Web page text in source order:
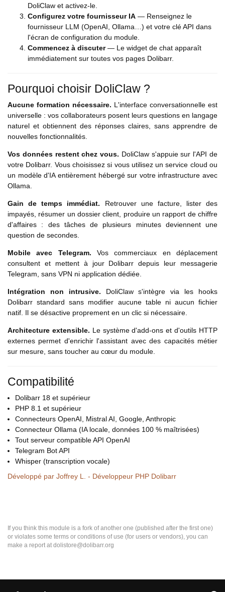
DoliClaw et activez-le.
Configurez votre fournisseur IA — Renseignez le
fournisseur LLM (OpenAI, Ollama…) et votre clé API dans
l'écran de configuration du module.
Commencez à discuter— Le widget de chat apparaît
immédiatement sur toutes vos pages Dolibarr.
Pourquoi choisir DoliClaw ?
Aucune formation nécessaire. L'interface conversationnelle est
universelle : vos collaborateurs posent leurs questions en langage
naturel et obtiennent des réponses claires, sans apprendre de
nouvelles fonctionnalités.
Vos données restent chez vous. DoliClaw s'appuie sur l'API de
votre Dolibarr. Vous choisissez si vous utilisez un service cloud ou
un modèle d'IA entièrement hébergé sur votre infrastructure avec
Ollama.
Gain de temps immédiat. Retrouver une facture, lister des
impayés, résumer un dossier client, produire un rapport de chiffre
d'affaires : des tâches de plusieurs minutes deviennent une
question de secondes.
Mobile avec Telegram. Vos commerciaux en déplacement
consultent et mettent à jour Dolibarr depuis leur messagerie
Telegram, sans VPN ni application dédiée.
Intégration non intrusive. DoliClaw s'intègre via les hooks
Dolibarr standard sans modifier aucune table ni aucun fichier
natif. Il se désactive proprement en un clic si nécessaire.
Architecture extensible. Le système d'add-ons et d'outils HTTP
externes permet d'enrichir l'assistant avec des capacités métier
sur mesure, sans toucher au cœur du module.
Compatibilité
Dolibarr 18 et supérieur
PHP 8.1 et supérieur
Connecteurs OpenAI, Mistral AI, Google, Anthropic
Connecteur Ollama (IA locale, données 100 % maîtrisées)
Tout serveur compatible API OpenAI
Telegram Bot API
Whisper (transcription vocale)
Développé par Joffrey L. - Développeur PHP Dolibarr
If you think this module is a fork of another one (published after the first one)
or violates some terms or conditions of use (for users or vendors), you can
make a report at dolistore@dolibarr.org